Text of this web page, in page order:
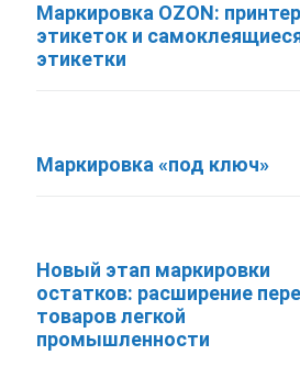
Маркировка OZON:
этикеток и
этикетки
Маркировка «под ключ»
Новый этап маркировки
остатков: расширение
товаров легкой
промышленности